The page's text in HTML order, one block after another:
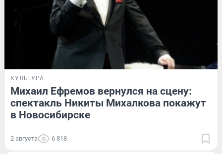
КУЛЬТУРА
Михаил Ефремов вернулся на сцену:
спектакль Никиты Михалкова покажут
в Новосибирске
2 августа 6 818